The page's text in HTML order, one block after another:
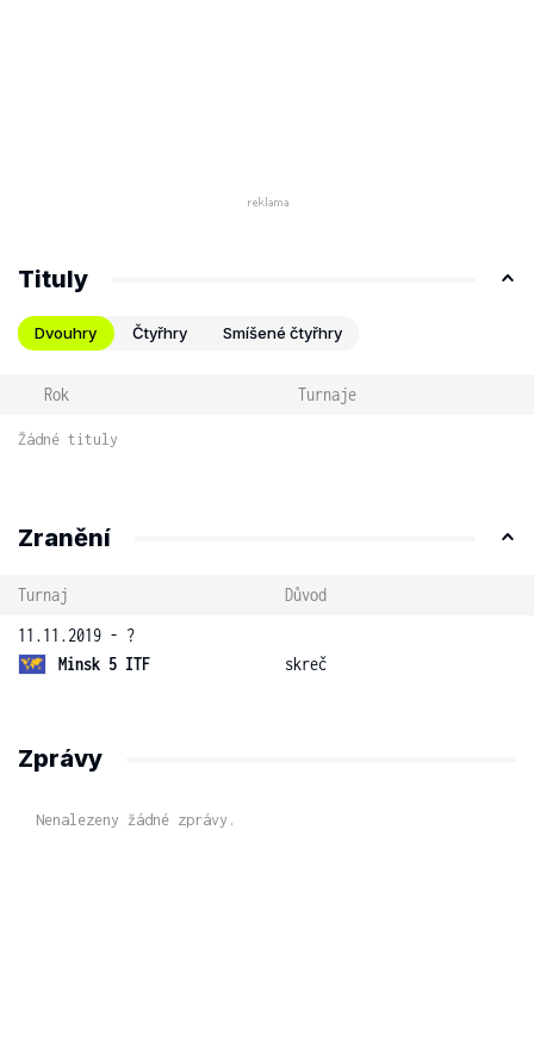
Tituly
Dvouhry Čtyřhry Smíšené čtyřhry
Rok Turnaje
Žádné tituly
Zranění
Turnaj
Důvod
11.11.2019 - ?
Minsk 5 ITF
skreč
Zprávy
Nenalezeny žádné zprávy.